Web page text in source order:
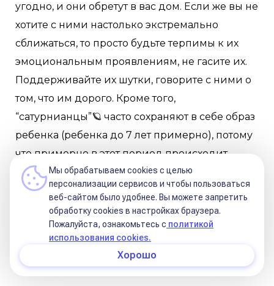
угодно, и они обретут в вас дом. Если же вы не
хотите с ними настолько экстремально
сближаться, то просто будьте терпимы к их
эмоциональным проявлениям, не гасите их.
Поддерживайте их шутки, говорите с ними о
том, что им дорого. Кроме того,
“сатурнианцы”🪐 часто сохраняют в себе образ
ребенка (ребенка до 7 лет примерно), потому
что примерно в этот период происходит
травма (многократно это замечала) и они
запечатлевают себя в момент травматизации.
Позвольте им проявляться отчасти по-детски -
быть эгоцентричными, творческими,
эмоциональными. Вы все равно эту часть
вряд ли исправите.
Мы обрабатываем cookies с целью
персонализации сервисов и чтобы пользоваться
веб-сайтом было удобнее. Вы можете запретить
обработку сookies в настройках браузера.
Пожалуйста, ознакомьтесь с политикой
использования cookies.
Хорошо